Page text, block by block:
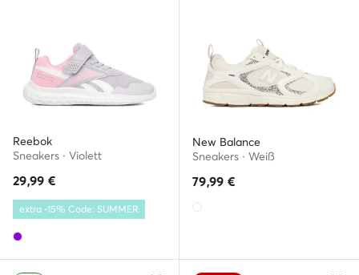
Reebok
Sneakers · Violett
29,99 €
extra -15% Code: SUMMER
New Balance
Sneakers · Weiß
79,99 €